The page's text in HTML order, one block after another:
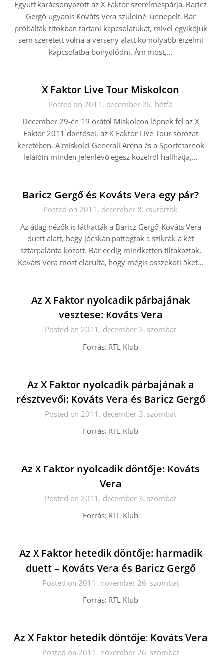
Együtt karácsonyozott az X Faktor szerelmespárja. Baricz
Gergő ugyanis Kováts Vera szüleinél ünnepelt. Bár
próbálták titokban tartani kapcsolatukat, mivel egyikőjük
sem szeretett volna a verseny alatt komolyabb érzelmi
kapcsolatba bonyolódni. Ám most,…
X Faktor Live Tour Miskolcon
Posted on 2011. december 26. hétfő
December 29-én 19 órától Miskolcon lépnek fel az X
Faktor 2011 döntősei, az X Faktor Live Tour sorozat
keretében. A miskolci Generali Aréna és a Sportcsarnok
lelátóin minden jelenlévő egész közelről hallhatja,…
Baricz Gergő és Kováts Vera egy pár?
Posted on 2011. december 8. csütörtök
Az átlag nézők is láthatták a Baricz Gergő-Kováts Vera
duett alatt, hogy jócskán pattogtak a szikrák a két
sztárpalánta között. Bár eddig mindketten tiltakoztak,
Kováts Vera most elárulta, hogy mégis összeköti őket…
Az X Faktor nyolcadik párbajának
vesztese: Kováts Vera
Posted on 2011. december 3. szombat
Forrás: RTL Klub
Az X Faktor nyolcadik párbajának a
résztvevői: Kováts Vera és Baricz Gergő
Posted on 2011. december 3. szombat
Forrás: RTL Klub
Az X Faktor nyolcadik döntője: Kováts
Vera
Posted on 2011. december 3. szombat
Forrás: RTL Klub
Az X Faktor hetedik döntője: harmadik
duett – Kováts Vera és Baricz Gergő
Posted on 2011. november 26. szombat
Forrás: RTL Klub
Az X Faktor hetedik döntője: Kováts Vera
Posted on 2011. november 26. szombat